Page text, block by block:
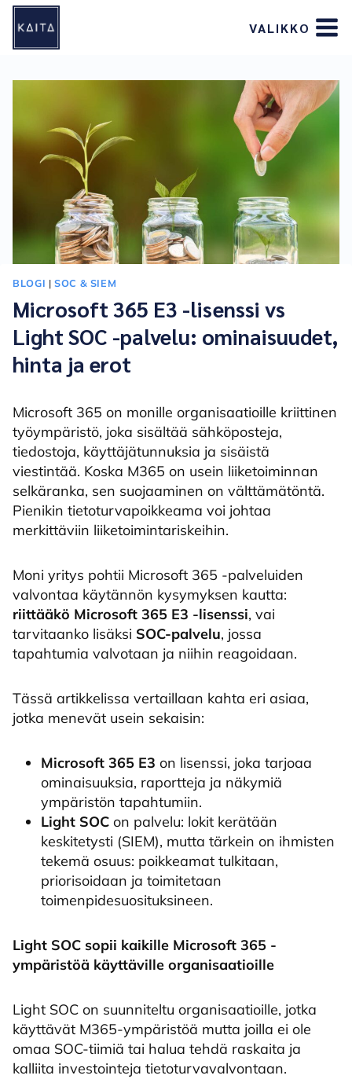
Siirry
sisältöön
VALIKKO
BLOGI |SOC & SIEM
Microsoft 365 E3 -lisenssi vs
Light SOC -palvelu: ominaisuudet,
hinta ja erot
Microsoft 365 on monille organisaatioille kriittinen
työympäristö, joka sisältää sähköposteja,
tiedostoja, käyttäjätunnuksia ja sisäistä
viestintää. Koska M365 on usein liiketoiminnan
selkäranka, sen suojaaminen on välttämätöntä.
Pienikin tietoturvapoikkeama voi johtaa
merkittäviin liiketoimintariskeihin.
Moni yritys pohtii Microsoft 365 -palveluiden
valvontaa käytännön kysymyksen kautta:
riittääkö Microsoft 365 E3 -lisenssi, vai
tarvitaanko lisäksi SOC-palvelu, jossa
tapahtumia valvotaan ja niihin reagoidaan.
Tässä artikkelissa vertaillaan kahta eri asiaa,
jotka menevät usein sekaisin:
Microsoft 365 E3 on lisenssi, joka tarjoaa
ominaisuuksia, raportteja ja näkymiä
ympäristön tapahtumiin.
Light SOC on palvelu: lokit kerätään
keskitetysti (SIEM), mutta tärkein on ihmisten
tekemä osuus: poikkeamat tulkitaan,
priorisoidaan ja toimitetaan
toimenpidesuosituksineen.
Light SOC sopii kaikille Microsoft 365 -
ympäristöä käyttäville organisaatioille
Light SOC on suunniteltu organisaatioille, jotka
käyttävät M365-ympäristöä mutta joilla ei ole
omaa SOC-tiimiä tai halua tehdä raskaita ja
kalliita investointeja tietoturvavalvontaan.